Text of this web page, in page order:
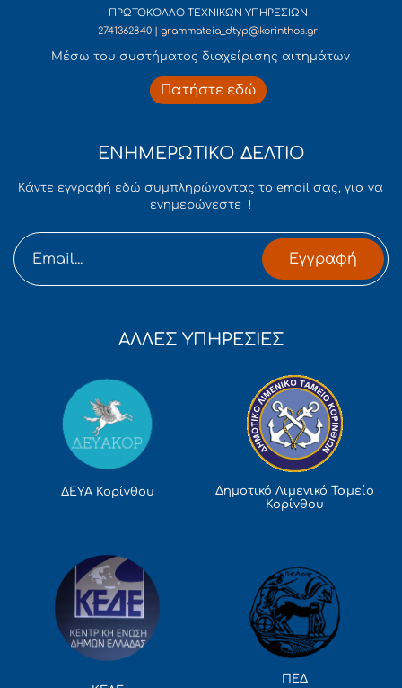
ΠΡΩΤΟΚΟΛΛΟ ΤΕΧΝΙΚΩΝ ΥΠΗΡΕΣΙΩΝ
2741362840 | grammateia_dtyp@korinthos.gr
Mέσω του συστήματος διαχείρισης αιτημάτων
Πατήστε εδώ
ΕΝΗΜΕΡΩΤΙΚΟ ΔΕΛΤΙΟ
Κάντε εγγραφή εδώ συμπληρώνοντας το email σας, για να
ενημερώνεστε !
Εγγραφή
ΑΛΛΕΣ ΥΠΗΡΕΣΙΕΣ
ΔΕΥΑ Κορίνθου
Δημοτικό Λιμενικό Ταμείο
Κορίνθου
ΠΕΔ